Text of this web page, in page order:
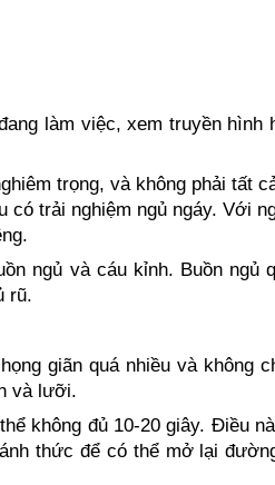
làm việc, xem truyền hình
trọng, và không phải tất
trải nghiệm ngủ ngáy. Với
ngủ và cáu kỉnh. Buồn ngủ
rũ.
giãn quá nhiều và không
và lưỡi.
không đủ 10-20 giây. Điều
thức để có thể mở lại